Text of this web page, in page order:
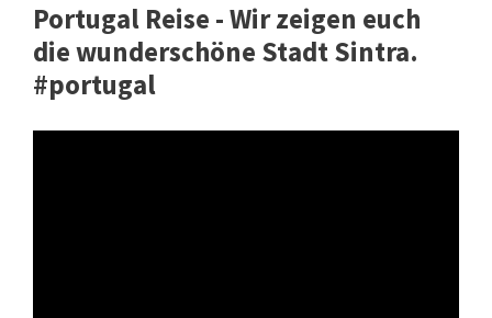
Portugal Reise - Wir zeigen euch
die wunderschöne Stadt Sintra.
#portugal